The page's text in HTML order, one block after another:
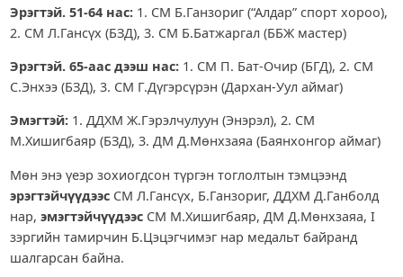
Эрэгтэй. 51-64 нас:1. СМ Б.Ганзориг (“Алдар” спорт хороо),
2. СМ Л.Гансүх (БЗД), 3. СМ Б.Батжаргал (ББЖ мастер)
Эрэгтэй. 65-аас дээш нас:1. СМ П. Бат-Очир (БГД), 2. СМ
С.Энхээ (БЗД), 3. СМ Г.Дүгэрсүрэн (Дархан-Уул аймаг)
Эмэгтэй:1. ДДХМ Ж.Гэрэлчулуун (Энэрэл), 2. СМ
М.Хишигбаяр (БЗД), 3. ДМ Д.Мөнхзаяа (Баянхонгор аймаг)
Мөн энэ үеэр зохиогдсон түргэн тоглолтын тэмцээнд
эрэгтэйчүүдээсСМ Л.Гансүх, Б.Ганзориг, ДДХМ Д.Ганболд
нар, эмэгтэйчүүдээсСМ М.Хишигбаяр, ДМ Д.Мөнхзаяа, I
зэргийн тамирчин Б.Цэцэгчимэг нар медальт байранд
шалгарсан байна.